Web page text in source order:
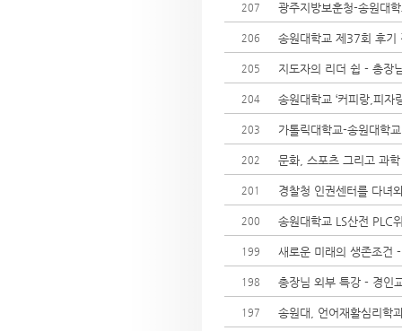
207 광주지방보훈청-송원대
206 송원대학교 제37회 후기
205 지도자의 리더 쉽 - 총장
204 송원대학교 ‘커피랑,피자
203 가톨릭대학교-송원대학
202 문화, 스포츠 그리고 과
201 경찰청 인권센터를 다녀
200 송원대학교 LS산전 PLC
199 새로운 미래의 생존조건
198 총장님 외부 특강 - 경인
197 송원대, 언어재활심리학